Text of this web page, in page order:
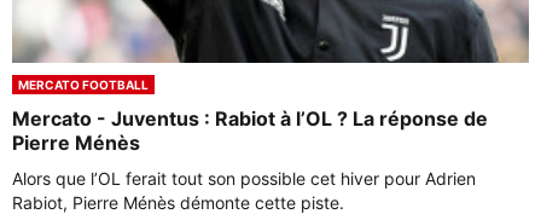
MERCATO FOOTBALL
Mercato - Juventus : Rabiot à l’OL ? La réponse de
Pierre Ménès
Alors que l’OL ferait tout son possible cet hiver pour Adrien
Rabiot, Pierre Ménès démonte cette piste.